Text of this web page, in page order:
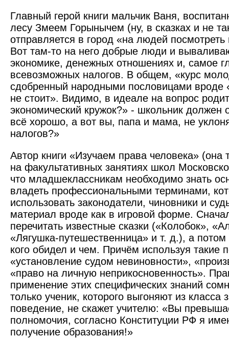
Главный герой книги мальчик Ваня,
лесу Змеем Горынычем (ну, в сказках и не
отправляется в город «на людей посмотреть
Вот там-то на него добрые люди и
экономике, денежных отношениях и, самое
всевозможных налогов. В общем, «курс
сдобренный народными пословицами вроде
не стоит». Видимо, в идеале на вопрос
экономический кружок?» - школьник должен
всё хорошо, а вот вы, папа и мама, не
налогов?»
Автор книги «Изучаем права человека» (она
на факультативных занятиях школ
что младшеклассникам необходимо знать
владеть профессиональными терминами,
использовать законодатели, чиновники и
материал вроде как в игровой форме.
перечитать известные сказки («Колобок»,
«Лягушка-путешест­венница» и т. д.), а потом
кого обидел и чем. Причём используя такие
«установление судом невиновности»,
«право на личную неприкосновенность».
применение этих специфических знаний
только ученик, которого выгоняют из класса
поведение, не скажет учителю: «Вы
полномочия, согласно Конституции РФ я
получение образования!»